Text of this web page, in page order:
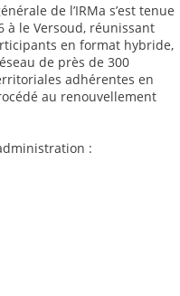
de l’IRMa s’est tenue
à le Versoud, réunissant
en format hybride,
de près de 300
adhérentes en
au renouvellement
: